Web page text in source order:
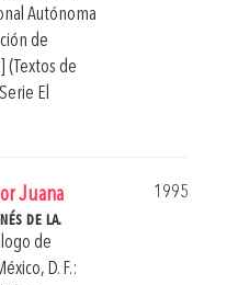
Autónoma
de
(Textos de
El
Juana
1995
de la.
de
D. F.: